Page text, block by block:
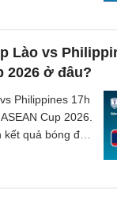
Lào vs
2026 ở đâu?
Philippines 17h
Cup 2026.
quả bóng đá